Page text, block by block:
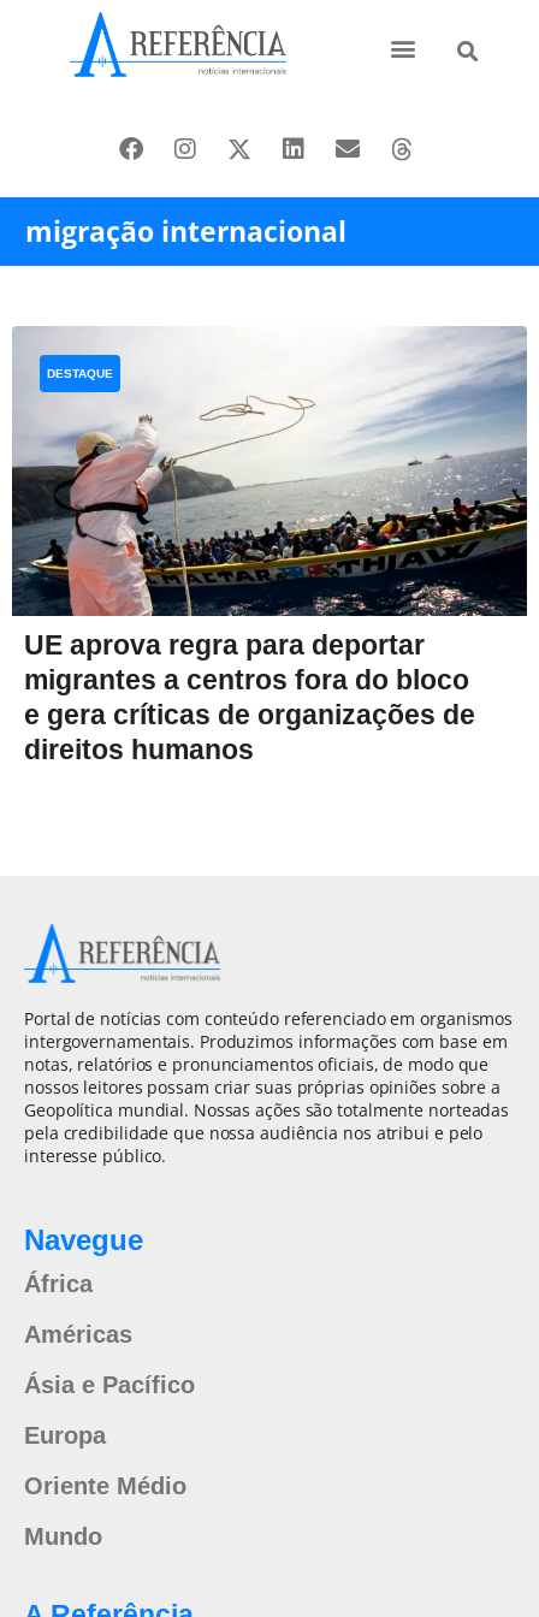
migração internacional
UE aprova regra para deportar
migrantes a centros fora do bloco
e gera críticas de organizações de
direitos humanos
DESTAQUE
Portal de notícias com conteúdo referenciado em organismos
intergovernamentais. Produzimos informações com base em
notas, relatórios e pronunciamentos oficiais, de modo que
nossos leitores possam criar suas próprias opiniões sobre a
Geopolítica mundial. Nossas ações são totalmente norteadas
pela credibilidade que nossa audiência nos atribui e pelo
interesse público.
Navegue
África
Américas
Ásia e Pacífico
Europa
Oriente Médio
Mundo